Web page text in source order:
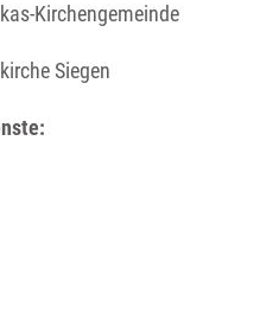
Kirchengemeinde
Siegen